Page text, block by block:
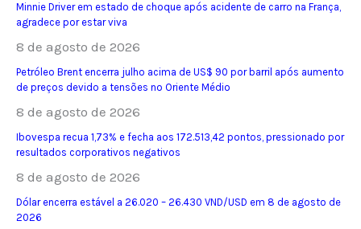
Minnie Driver em estado de choque após acidente de carro na França,
agradece por estar viva
8 de agosto de 2026
Petróleo Brent encerra julho acima de US$ 90 por barril após aumento
de preços devido a tensões no Oriente Médio
8 de agosto de 2026
Ibovespa recua 1,73% e fecha aos 172.513,42 pontos, pressionado por
resultados corporativos negativos
8 de agosto de 2026
Dólar encerra estável a 26.020 – 26.430 VND/USD em 8 de agosto de
2026